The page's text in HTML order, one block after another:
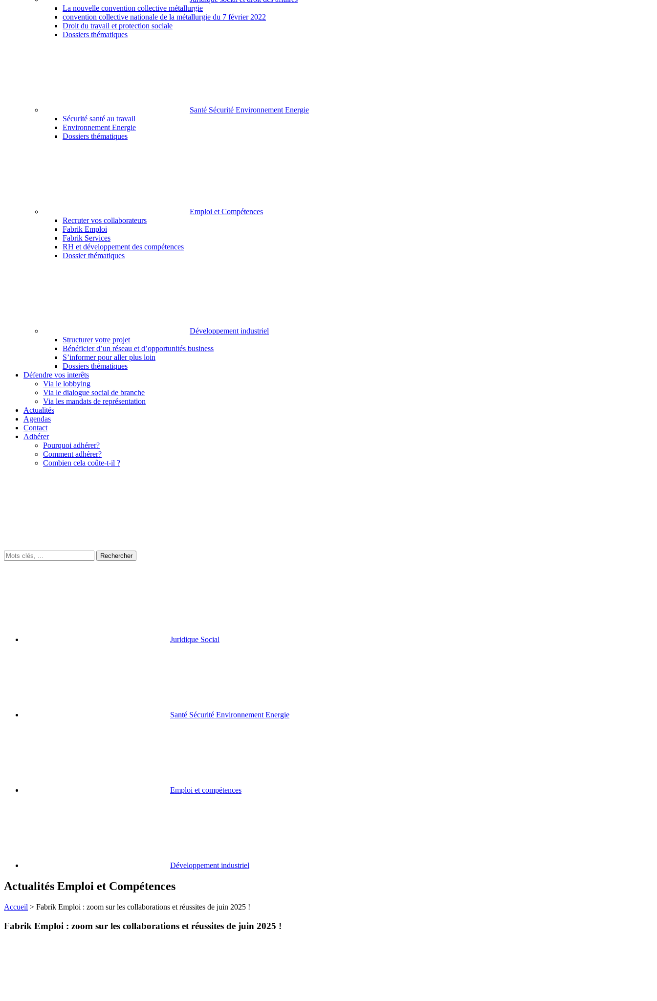
La nouvelle convention collective métallurgie
convention collective nationale de la métallurgie du 7 février 2022
Droit du travail et protection sociale
Dossiers thématiques
Santé Sécurité Environnement Energie
Sécurité santé au travail
Environnement Energie
Dossiers thématiques
Emploi et Compétences
Recruter vos collaborateurs
Fabrik Emploi
Fabrik Services
RH et développement des compétences
Dossier thématiques
Développement industriel
Structurer votre projet
Bénéficier d’un réseau et d’opportunités business
S’informer pour aller plus loin
Dossiers thématiques
Défendre vos interêts
Via le lobbying
Via le dialogue social de branche
Via les mandats de représentation
Actualités
Agendas
Contact
Adhérer
Pourquoi adhérer?
Comment adhérer?
Combien cela coûte-t-il ?
Juridique Social
Santé Sécurité Environnement Energie
Emploi et compétences
Développement industriel
Actualités Emploi et Compétences
Accueil > Fabrik Emploi : zoom sur les collaborations et réussites de juin 2025 !
Fabrik Emploi : zoom sur les collaborations et réussites de juin 2025 !